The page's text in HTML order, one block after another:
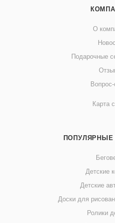
О
Подарочные
Вопрос-
Карта
ПОПУЛЯРНЫЕ
Детские
Детские
Доски для
Ролики